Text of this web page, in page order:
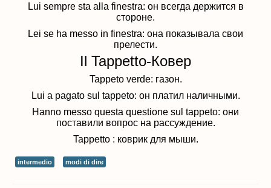
Lui sempre sta alla finestra: он всегда держится в
стороне.
Lei se ha messo in finestra: она показывала свои
прелести.
Il Tappetto-Ковер
Tappeto verde: газон.
Lui a pagato sul tappeto: он платил наличными.
Hanno messo questa questione sul tappeto: они
поставили вопрос на рассуждение.
Tappetto : коврик для мыши.
intermedio modi di dire